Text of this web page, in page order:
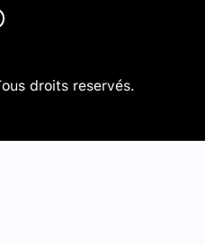
droits reservés.